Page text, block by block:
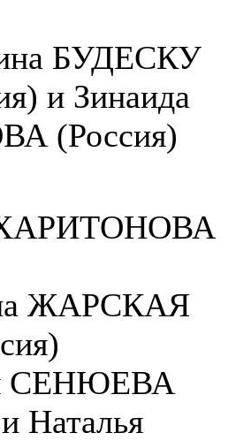
БУДЕСКУ
и Зинаида
(Россия)
ЖАРСКАЯ
СЕНЮЕВА
Наталья